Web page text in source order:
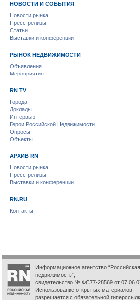
НОВОСТИ И СОБЫТИЯ
Новости рынка
Пресс-релизы
Статьи
Выставки и конференции
РЫНОК НЕДВИЖИМОСТИ
Объявления
Мероприятия
RN TV
Города
Доклады
Интервью
Герои Российской Недвижимости
Опросы
Объекты
АРХИВ RN
Новости рынка
Пресс-релизы
Выставки и конференции
RN.RU
Контакты
Информационное агентство “Российская
недвижимость”,
свидетельство № ФС77-28569 от
Использование открытых материалов
разрешается с обязательной